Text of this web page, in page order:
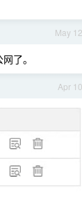
May 12
了。
Apr 10